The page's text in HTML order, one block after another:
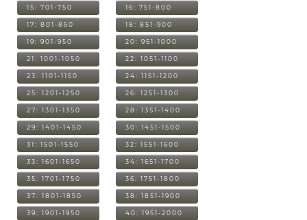
15: 701-750 16: 751-800
17: 801-850 18: 851-900
19: 901-950 20: 951-1000
21: 1001-1050 22: 1051-1100
23: 1101-1150 24: 1151-1200
25: 1201-1250 26: 1251-1300
27: 1301-1350 28: 1351-1400
29: 1401-1450 30: 1451-1500
31: 1501-1550 32: 1551-1600
33: 1601-1650 34: 1651-1700
35: 1701-1750 36: 1751-1800
37: 1801-1850 38: 1851-1900
39: 1901-1950 40: 1951-2000